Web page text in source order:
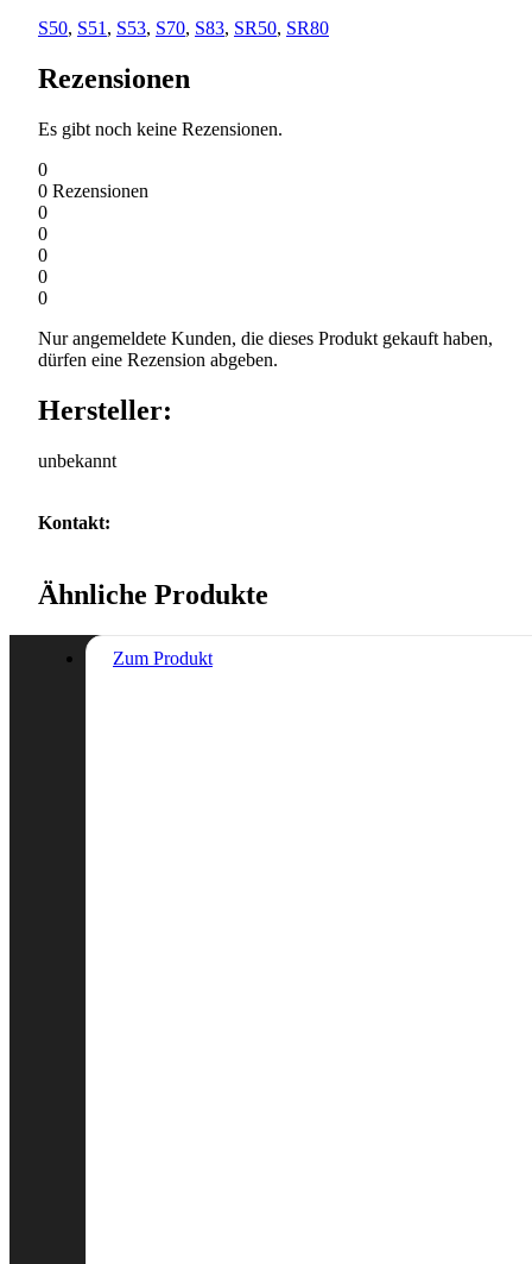
S50, S51 , S53, S70, S83, SR50, SR80
Rezensionen
Es gibt noch keine Rezensionen.
0
0 Rezensionen
0
0
0
0
0
Nur angemeldete Kunden, die dieses Produkt gekauft haben,
dürfen eine Rezension abgeben.
Hersteller:
unbekannt
Kontakt:
Ähnliche Produkte
Zum Produkt